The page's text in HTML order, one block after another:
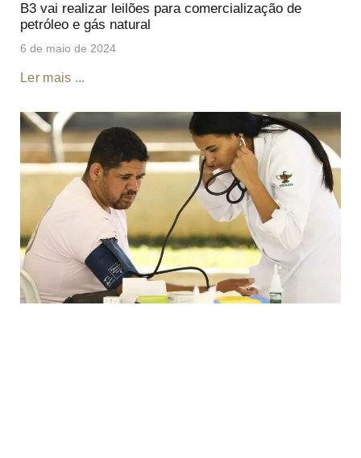
B3 vai realizar leilões para comercialização de
petróleo e gás natural
6 de maio de 2024
Ler mais ...